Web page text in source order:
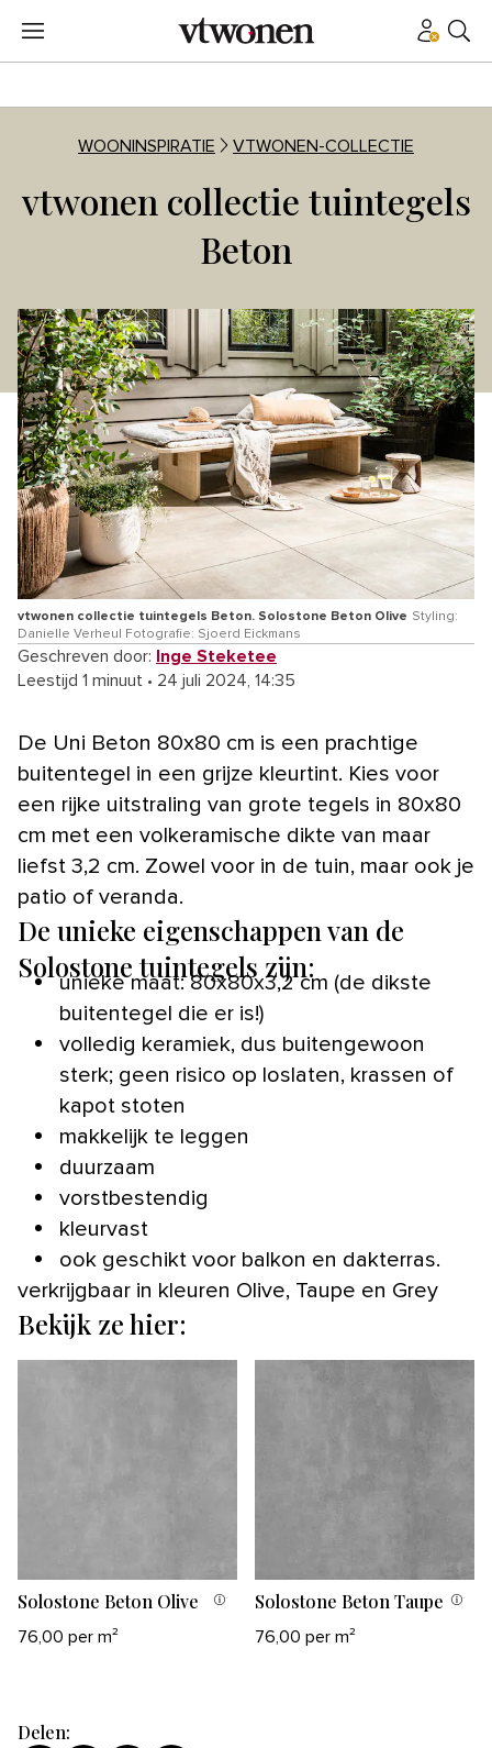
WOONINSPIRATIE VTWONEN-COLLECTIE
vtwonen collectie tuintegels
Beton
vtwonen collectie tuintegels Beton. Solostone Beton Olive Styling:
Danielle Verheul Fotografie: Sjoerd Eickmans
Geschreven door:
Inge Steketee
Leestijd 1 minuut • 24 juli 2024, 14:35
De Uni Beton 80x80 cm is een prachtige
buitentegel in een grijze kleurtint. Kies voor
een rijke uitstraling van grote tegels in 80x80
cm met een volkeramische dikte van maar
liefst 3,2 cm. Zowel voor in de tuin, maar ook je
patio of veranda.
De unieke eigenschappen van de
Solostone tuintegels zijn:
unieke maat: 80x80x3,2 cm (de dikste
buitentegel die er is!)
volledig keramiek, dus buitengewoon
sterk; geen risico op loslaten, krassen of
kapot stoten
makkelijk te leggen
duurzaam
vorstbestendig
kleurvast
ook geschikt voor balkon en dakterras.
verkrijgbaar in kleuren Olive, Taupe en Grey
Bekijk ze hier:
Solostone Beton Olive
76,00 per m²
Solostone Beton Taupe
76,00 per m²
Delen: